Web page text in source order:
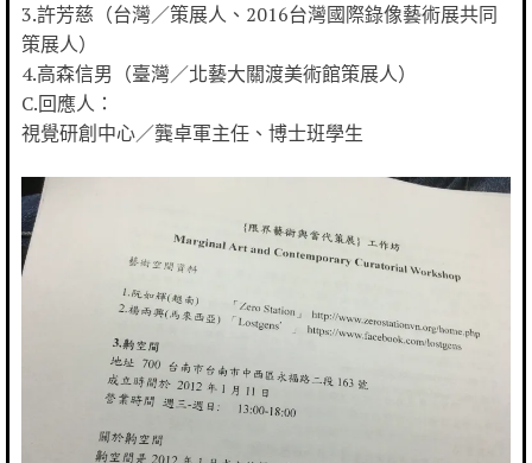
3.許芳慈（台灣／策展人、2016台灣國際錄像藝術展共同
策展人）
4.高森信男（臺灣／北藝大關渡美術館策展人）
C.回應人：
視覺研創中心／龔卓軍主任、博士班學生